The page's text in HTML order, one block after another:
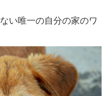
い唯一の自分の家のワ